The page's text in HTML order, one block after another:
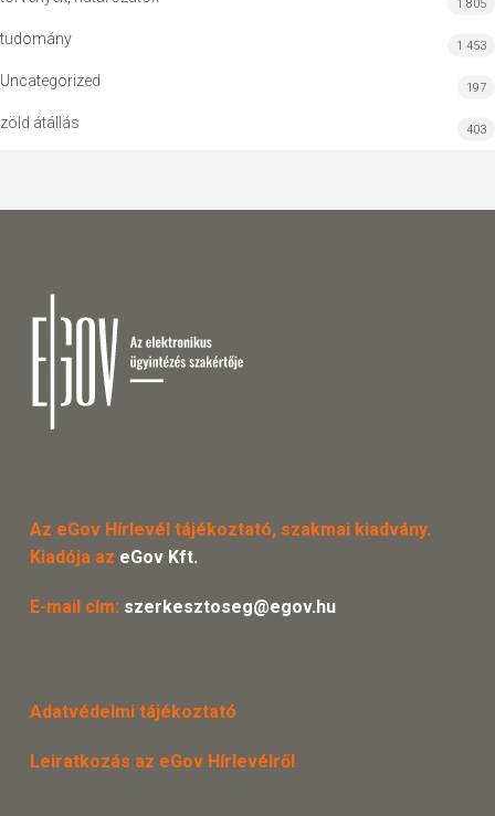
1 805
tudomány 1 453
Uncategorized 197
zöld átállás 403
Az eGov Hírlevél tájékoztató, szakmai kiadvány.
Kiadója az eGov Kft.
E-mail cím: szerkesztoseg@egov.hu
Adatvédelmi tájékoztató
Leiratkozás az eGov Hírlevélről